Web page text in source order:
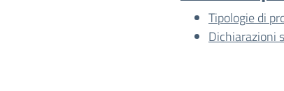
Tipologie di
Dichiarazioni